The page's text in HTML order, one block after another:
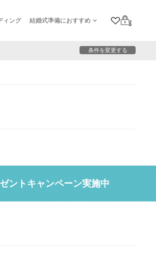
ィング 結婚式準備におすすめ
クリップリスト
ログイン
条件を変更する
ントキャンペーン実施中